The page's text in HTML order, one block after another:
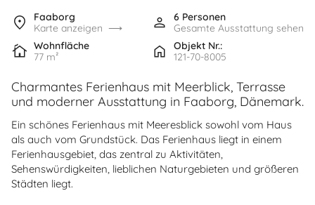
Faaborg
Karte anzeigen
6 Personen
Gesamte Ausstattung sehen
Wohnfläche
77 m²
Objekt Nr.:
121-70-8005
Charmantes Ferienhaus mit Meerblick, Terrasse
und moderner Ausstattung in Faaborg, Dänemark.
Ein schönes Ferienhaus mit Meeresblick sowohl vom Haus
als auch vom Grundstück. Das Ferienhaus liegt in einem
Ferienhausgebiet, das zentral zu Aktivitäten,
Sehenswürdigkeiten, lieblichen Naturgebieten und größeren
Städten liegt.